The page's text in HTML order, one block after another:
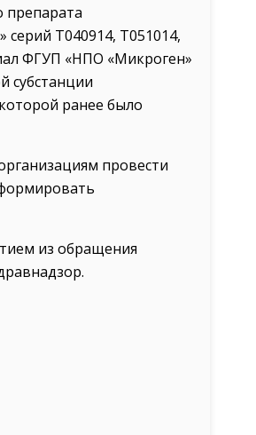
препарата
Т040914, Т051014,
ФГУП «НПО «Микроген»
субстанции
ранее было
провести
из обращения